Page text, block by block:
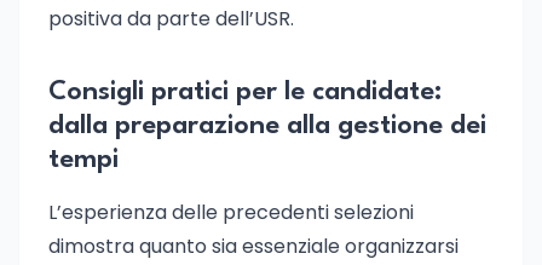
positiva da parte dell’USR.
Consigli pratici per le candidate:
dalla preparazione alla gestione dei
tempi
L’esperienza delle precedenti selezioni
dimostra quanto sia essenziale organizzarsi